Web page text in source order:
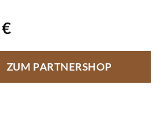
€
ZUM PARTNERSHOP